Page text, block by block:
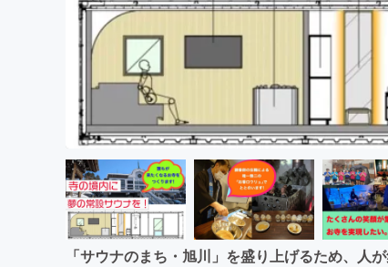
「サウナのまち・旭川」を盛り上げるため、人